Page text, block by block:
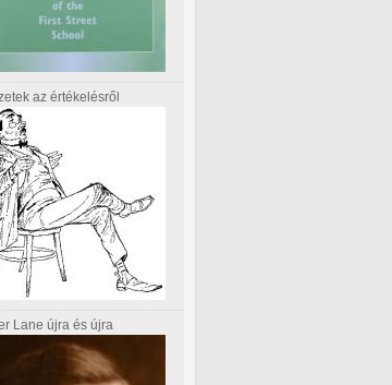
az értékelésről
Lane újra és újra